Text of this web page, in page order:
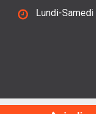
Lundi-Samedi